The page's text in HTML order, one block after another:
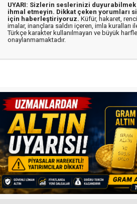
UYARI: Sizlerin seslerinizi
ihmal etmeyin. Dikkat çeken yorumları
için haberleştiriyoruz. Küfür, hakaret,
imalar, inançlara saldırı içeren, imla kuralları
Türkçe karakter kullanılmayan ve büyük
onaylanmamaktadır.